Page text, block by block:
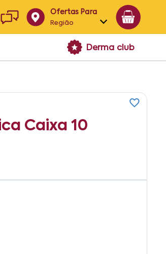
Ofertas Para
Região
Alagoas
Derma club
Caixa 10